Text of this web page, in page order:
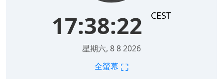
17:38:22 CEST
星期六, 8 8 2026
全螢幕 ⛶